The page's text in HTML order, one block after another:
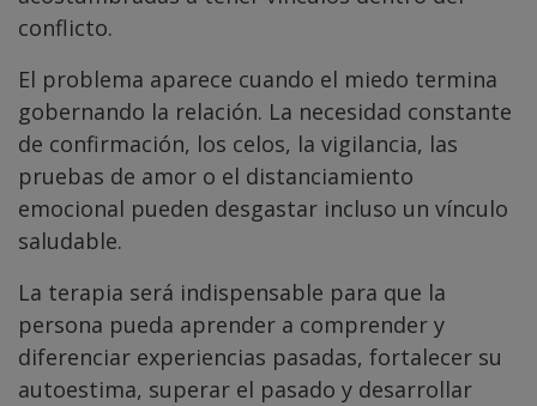
conflicto.
El problema aparece cuando el miedo termina
gobernando la relación. La necesidad constante
de confirmación, los celos, la vigilancia, las
pruebas de amor o el distanciamiento
emocional pueden desgastar incluso un vínculo
saludable.
La terapia será indispensable para que la
persona pueda aprender a comprender y
diferenciar experiencias pasadas, fortalecer su
autoestima, superar el pasado y desarrollar